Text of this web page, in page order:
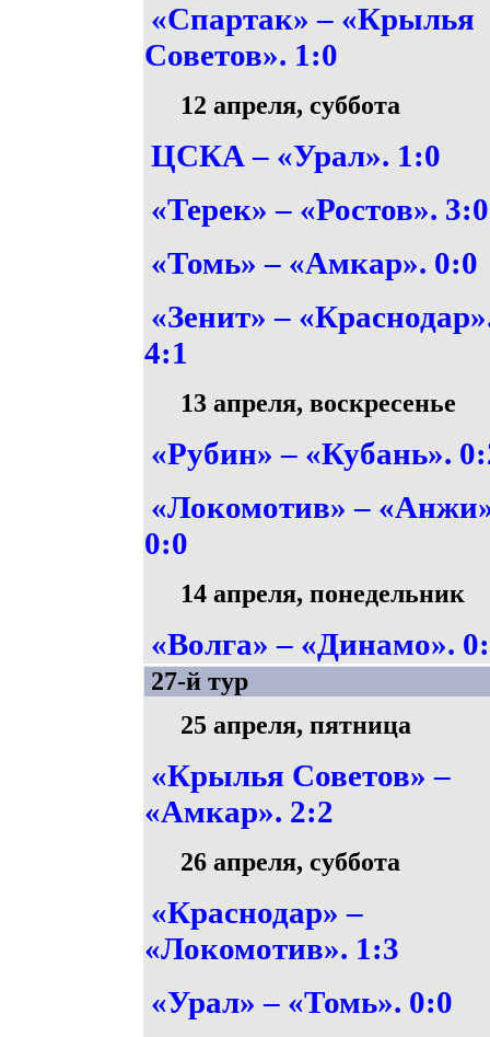
«Спартак» – «Крылья
Советов». 1:0
12 апреля, суббота
ЦСКА – «Урал». 1:0
«Терек» – «Ростов». 3:0
«Томь» – «Амкар». 0:0
«Зенит» –
4:1
13 апреля, воскресенье
«Рубин» – «Кубань».
«Локомотив» –
0:0
14 апреля, понедельник
«Волга» – «Динамо».
27-й тур
25 апреля, пятница
«Крылья Советов» –
«Амкар». 2:2
26 апреля, суббота
«Краснодар» –
«Локомотив». 1:3
«Урал» – «Томь». 0:0